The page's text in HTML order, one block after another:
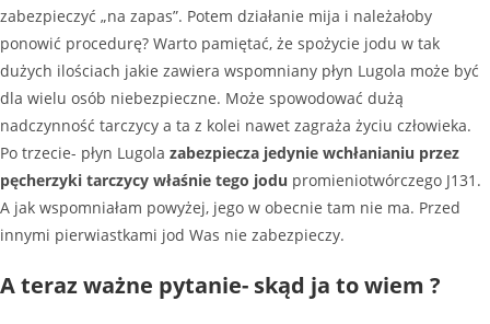
zabezpieczyć „na zapas”. Potem działanie mija i należałoby
ponowić procedurę? Warto pamiętać, że spożycie jodu w tak
dużych ilościach jakie zawiera wspomniany płyn Lugola może być
dla wielu osób niebezpieczne. Może spowodować dużą
nadczynność tarczycy a ta z kolei nawet zagraża życiu człowieka.
Po trzecie- płyn Lugola zabezpiecza jedynie wchłanianiu przez
pęcherzyki tarczycy właśnie tego jodu promieniotwórczego J131.
A jak wspomniałam powyżej, jego w obecnie tam nie ma. Przed
innymi pierwiastkami jod Was nie zabezpieczy.
A teraz ważne pytanie- skąd ja to wiem ?